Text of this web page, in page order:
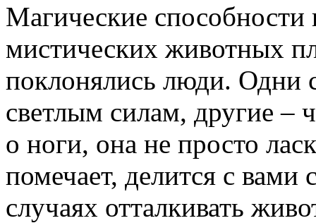
Магические
мистических животных
поклонялись люди. Одни
светлым силам, другие –
о ноги, она не просто
помечает, делится с вами
случаях отталкивать